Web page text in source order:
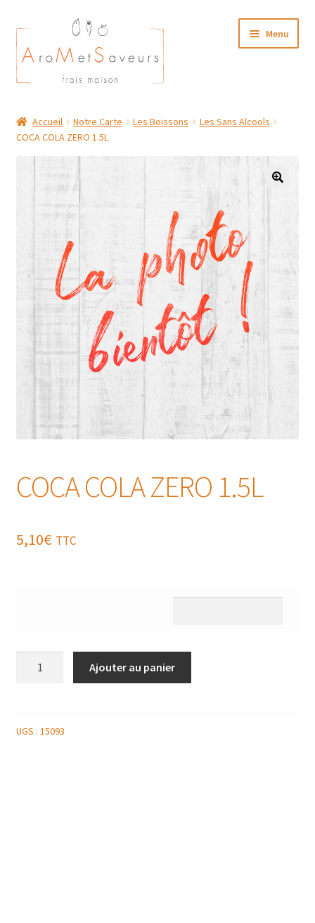
Aller
à
la
navigation
Aller
au
contenu
Menu
Plat du Jour/ Menu Week end
NOS BOUTIQUES
MON COMPTE
Accueil Notre Carte Les Boissons
Les Sans Alcools
COCA COLA ZERO 1.5L
COCA COLA ZERO 1.5L
5,10€ TTC
ZERO
Ajouter au panier
UGS : 15093